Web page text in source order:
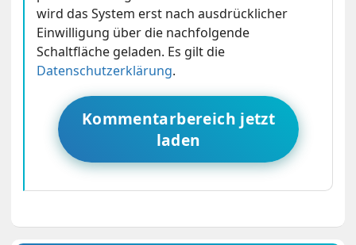
wird das System erst nach ausdrücklicher
Einwilligung über die nachfolgende
Schaltfläche geladen. Es gilt die
Datenschutzerklärung.
Kommentarbereich jetzt
laden